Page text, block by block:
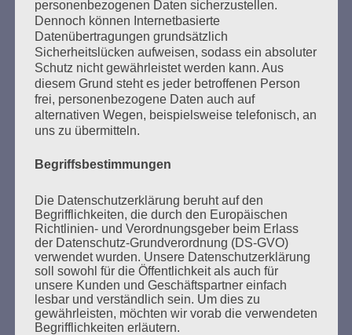
SUCHEN
NACH:
MARATHONLESUNG AUS DEN
VERBRANNTEN BÜCHERN
Donnerstag, 21. Mai 2026, 11 – 18 Uhr
personenbezogenen Daten sicherzustellen.
Dennoch können Internetbasierte
Datenübertragungen grundsätzlich
Sicherheitslücken aufweisen, sodass ein absoluter
Schutz nicht gewährleistet werden kann. Aus
diesem Grund steht es jeder betroffenen Person
frei, personenbezogene Daten auch auf
alternativen Wegen, beispielsweise telefonisch, an
uns zu übermitteln.
Begriffsbestimmungen
Die Datenschutzerklärung beruht auf den
Begrifflichkeiten, die durch den Europäischen
Richtlinien- und Verordnungsgeber beim Erlass
der Datenschutz-Grundverordnung (DS-GVO)
verwendet wurden. Unsere Datenschutzerklärung
soll sowohl für die Öffentlichkeit als auch für
unsere Kunden und Geschäftspartner einfach
lesbar und verständlich sein. Um dies zu
gewährleisten, möchten wir vorab die verwendeten
Begrifflichkeiten erläutern.